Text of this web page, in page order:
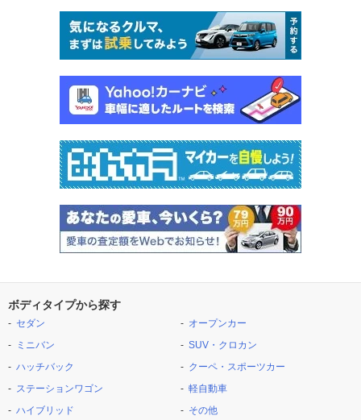
ボディタイプから探す
セダン
ミニバン
ハッチバック
ステーションワゴン
ハイブリッド
オープンカー
SUV・クロカン
クーペ・スポーツカー
軽自動車
その他